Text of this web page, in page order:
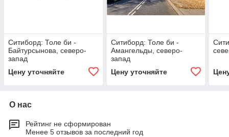
Ситиборд: Толе би -
Байтурсынова, северо-
запад
Цену уточняйте
Ситиборд: Толе би -
Амангельды, северо-
запад
Цену уточняйте
О нас
Рейтинг не сформирован
Менее 5 отзывов за последний год